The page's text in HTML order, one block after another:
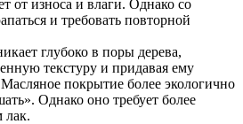
от износа и влаги. Однако со
и требовать повторной
глубоко в поры дерева,
текстуру и придавая ему
покрытие более экологично
Однако оно требует более
лак.